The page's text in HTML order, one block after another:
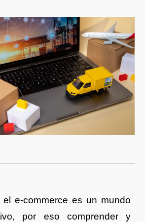
el e-commerce es un mundo
por eso comprender y